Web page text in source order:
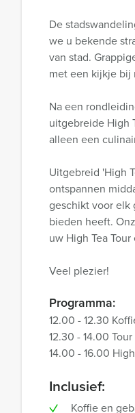
De
we u bekende
van stad.
met een kijkje bij
Na een
uitgebreide High
alleen een
Uitgebreid 'High
ontspannen
geschikt voor elk
bieden heeft.
uw High Tea
Veel plezier!
Programma:
12.00 - 12.30
12.30 - 14.00
14.00 - 16.00
Inclusief:
Koffie en